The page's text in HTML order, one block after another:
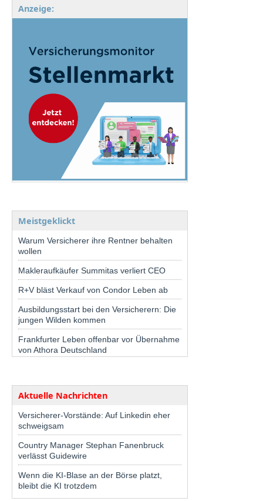
Anzeige:
Meistgeklickt
Warum Versicherer ihre Rentner behalten
wollen
Makleraufkäufer Summitas verliert CEO
R+V bläst Verkauf von Condor Leben ab
Ausbildungsstart bei den Versicherern: Die
jungen Wilden kommen
Frankfurter Leben offenbar vor Übernahme
von Athora Deutschland
Aktuelle Nachrichten
Versicherer-Vorstände: Auf Linkedin eher
schweigsam
Country Manager Stephan Fanenbruck
verlässt Guidewire
Wenn die KI-Blase an der Börse platzt,
bleibt die KI trotzdem